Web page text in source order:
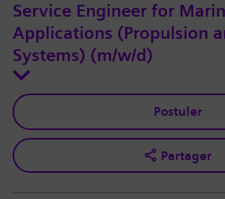
Service Engineer for
Applications (Propulsion
Systems) (m/w/d)
Postuler
Partager